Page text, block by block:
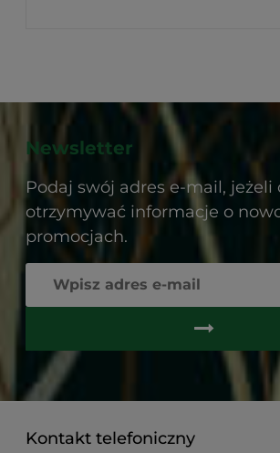
Newsletter
Podaj swój adres e-mail, jeżeli
otrzymywać informacje o
promocjach.
Kontakt telefoniczny